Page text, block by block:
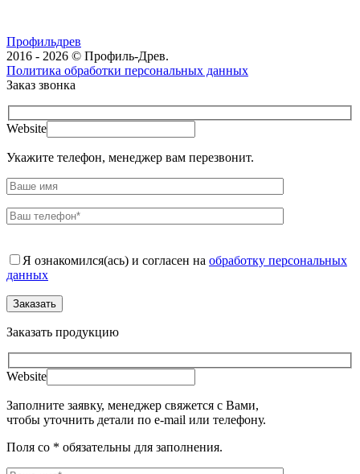
Профильдрев
2016 - 2026 © Профиль-Древ.
Политика обработки персональных данных
Заказ звонка
Website
Укажите телефон, менеджер вам перезвонит.
Я ознакомился(ась) и согласен на обработку персональных
данных
Заказать продукцию
Website
Заполните заявку, менеджер свяжется с Вами,
чтобы уточнить детали по e-mail или телефону.
Поля со * обязательны для заполнения.